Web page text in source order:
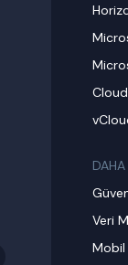
Veri
Mobil